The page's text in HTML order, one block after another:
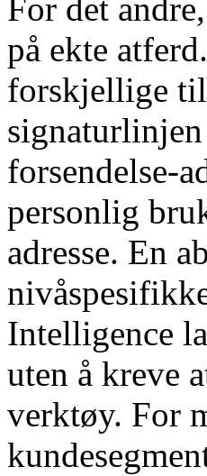
For det
på ekte
forskjellige
forsendelse-
personlig
adresse. En
Intelligence
uten å kreve
verktøy. For